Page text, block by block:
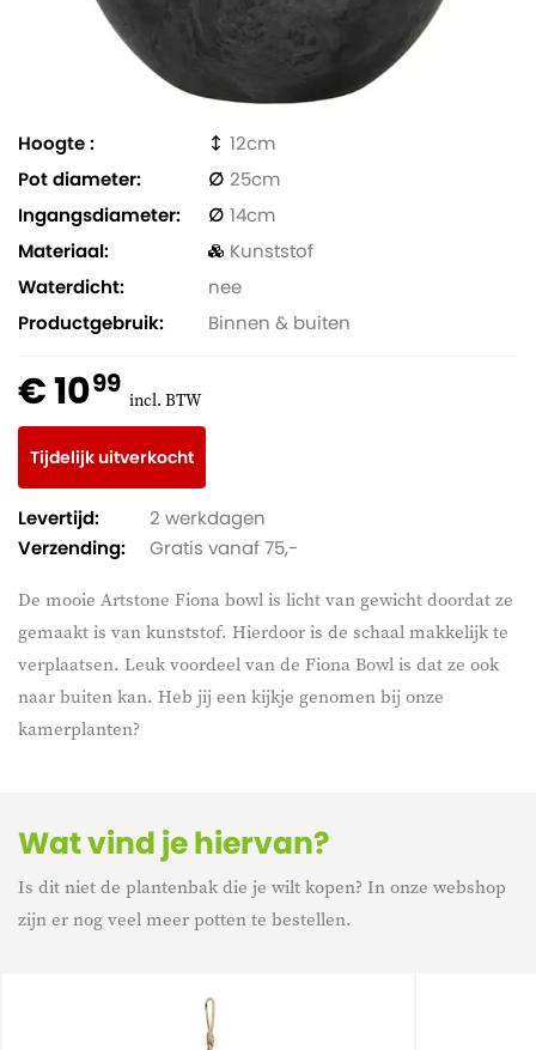
De mooie Artstone Fiona bowl is licht van gewicht doordat ze
gemaakt is van kunststof. Hierdoor is de schaal makkelijk te
verplaatsen. Leuk voordeel van de Fiona Bowl is dat ze ook
naar buiten kan. Heb jij een kijkje genomen bij onze
kamerplanten?
Hoogte
12
Pot diameter
25
Ingangsdiameter
14
Materiaal
Kunststof
Waterdicht
nee
Productgebruik
Binnen & buiten
€ 1099 incl. BTW
Tijdelijk uitverkocht
Levertijd:
2 werkdagen
Verzending:
Gratis vanaf 75,-
Wat vind je hiervan?
Is dit niet de plantenbak die je wilt kopen? In onze webshop
zijn er nog veel meer potten te bestellen.